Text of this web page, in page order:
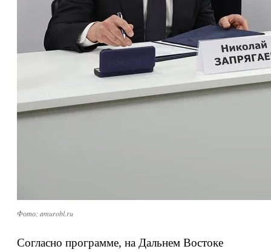
Фото: amurobl.ru
Согласно программе, на Дальнем Востоке